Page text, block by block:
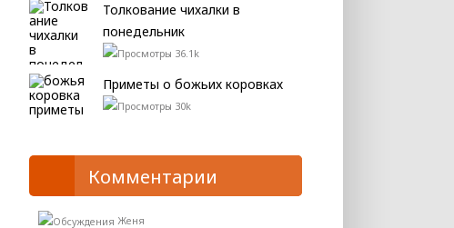
Толкование чихалки в
понедельник
36.1k
Приметы о божьих коровках
30k
Комментарии
Женя